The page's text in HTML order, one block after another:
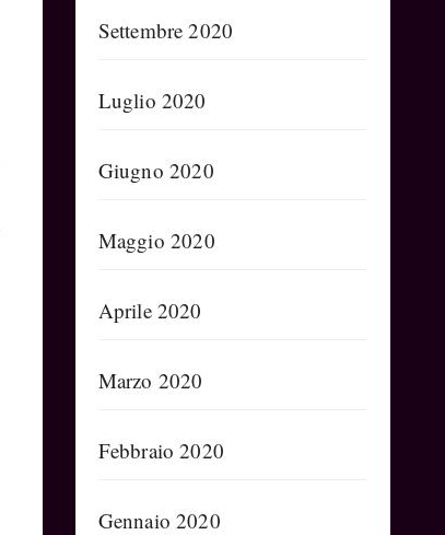
Settembre 2020
Luglio 2020
Giugno 2020
Maggio 2020
Aprile 2020
Marzo 2020
Febbraio 2020
Gennaio 2020